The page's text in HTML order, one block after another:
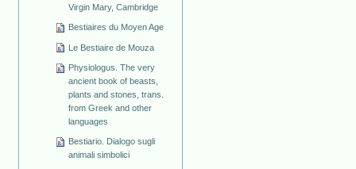
Virgin Mary, Cambridge
Bestiaires du Moyen Age
Le Bestiaire de Mouza
Physiologus. The very
ancient book of beasts,
plants and stones, trans.
from Greek and other
languages
Bestiario. Dialogo sugli
animali simbolici